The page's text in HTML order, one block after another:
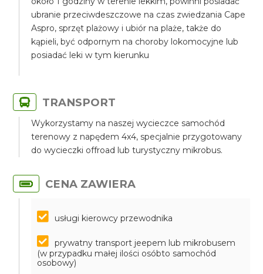
ubranie przeciwdeszczowe na czas zwiedzania Cape
Aspro, sprzęt plażowy i ubiór na plaże, także do
kąpieli, być odpornym na choroby lokomocyjne lub
posiadać leki w tym kierunku
TRANSPORT
Wykorzystamy na naszej wycieczce samochód
terenowy z napędem 4x4, specjalnie przygotowany
do wycieczki offroad lub turystyczny mikrobus.
CENA ZAWIERA
usługi kierowcy przewodnika
prywatny transport jeepem lub mikrobusem
(w przypadku małej ilości osóbto samochód
osobowy)